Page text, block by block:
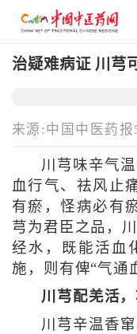
治疑难病证 川芎
来源:中国中医药报
川芎味辛气
血行气、祛风止
有瘀，怪病必有
芎为君臣之品，
经水，既能活血
施，则有俾“气通
川芎配羌活
川芎辛温香